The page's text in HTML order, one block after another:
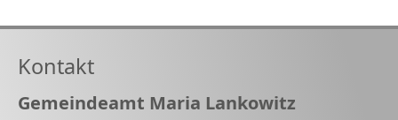
Kontakt
Gemeindeamt Maria Lankowitz